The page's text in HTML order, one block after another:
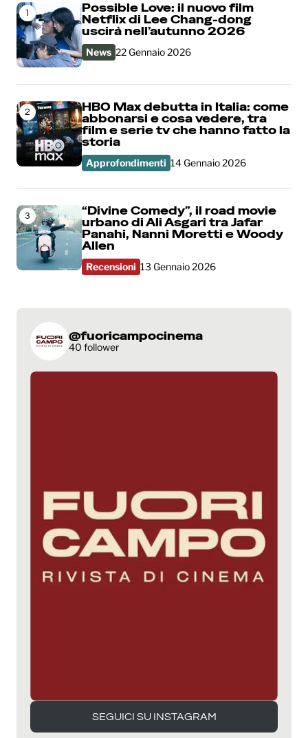
1
Possible Love: il nuovo film
Netflix di Lee Chang-dong
uscirà nell’autunno 2026
News 22 Gennaio 2026
2
HBO Max debutta in Italia: come
abbonarsi e cosa vedere, tra
film e serie tv che hanno fatto la
storia
Approfondimenti 14 Gennaio 2026
3
“Divine Comedy”, il road movie
urbano di Ali Asgari tra Jafar
Panahi, Nanni Moretti e Woody
Allen
Recensioni 13 Gennaio 2026
@fuoricampocinema
40 follower
SEGUICI SU INSTAGRAM